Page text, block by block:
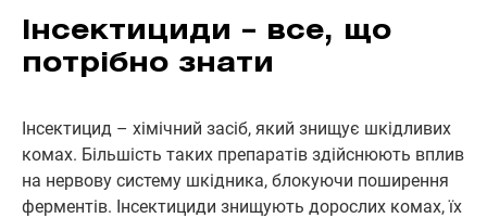
Інсектициди – все, що
потрібно знати
Інсектицид – хімічний засіб, який знищує шкідливих
комах. Більшість таких препаратів здійснюють вплив
на нервову систему шкідника, блокуючи поширення
ферментів. Інсектициди знищують дорослих комах, їх